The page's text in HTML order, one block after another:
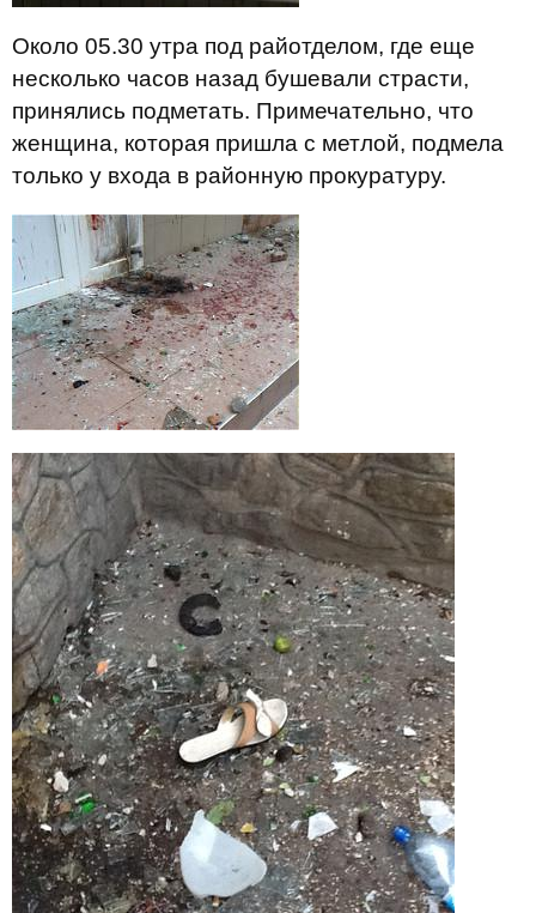
Около 05.30 утра под райотделом, где еще
несколько часов назад бушевали страсти,
принялись подметать. Примечательно, что
женщина, которая пришла с метлой, подмела
только у входа в районную прокуратуру.